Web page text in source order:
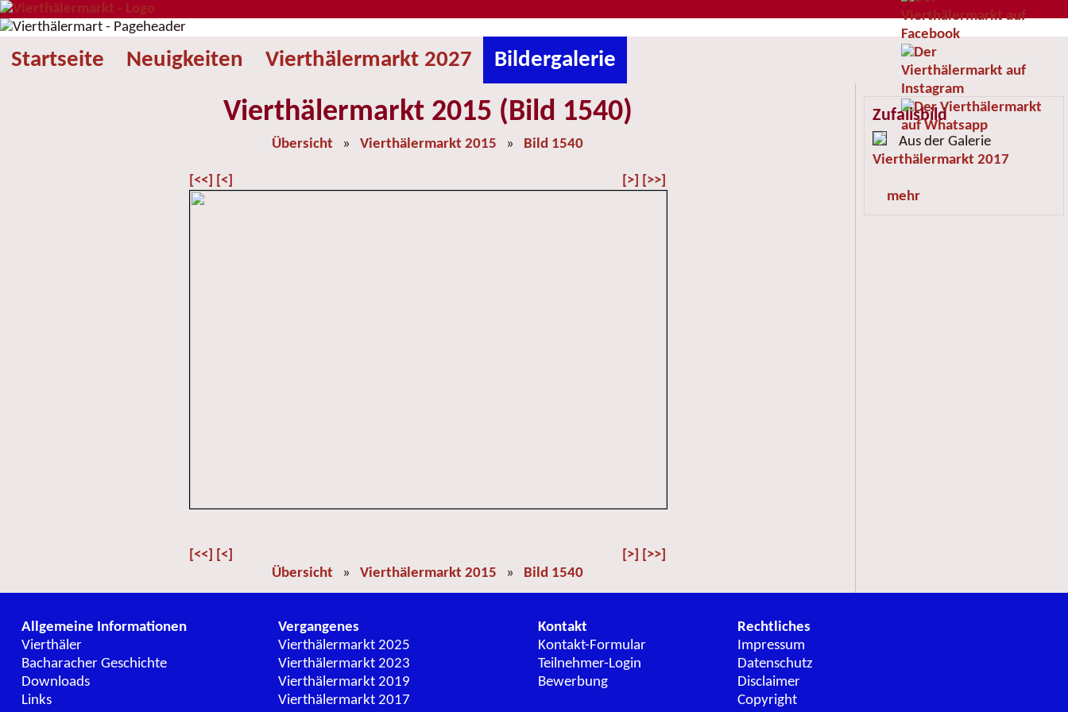
Startseite Neuigkeiten Vierthälermarkt 2027 Bildergalerie
Vierthälermarkt 2015 (Bild 1540)
Übersicht » Vierthälermarkt 2015 » Bild 1540
[<<] [<] [>] [>>]
[<<] [<] [>] [>>]
Übersicht » Vierthälermarkt 2015 » Bild 1540
Zufallsbild
Aus der Galerie
Vierthälermarkt 2017
mehr
Allgemeine Informationen
Vierthäler
Bacharacher Geschichte
Downloads
Links
Vergangenes
Vierthälermarkt 2025
Vierthälermarkt 2023
Vierthälermarkt 2019
Vierthälermarkt 2017
Kontakt
Kontakt-Formular
Teilnehmer-Login
Bewerbung
Rechtliches
Impressum
Datenschutz
Disclaimer
Copyright